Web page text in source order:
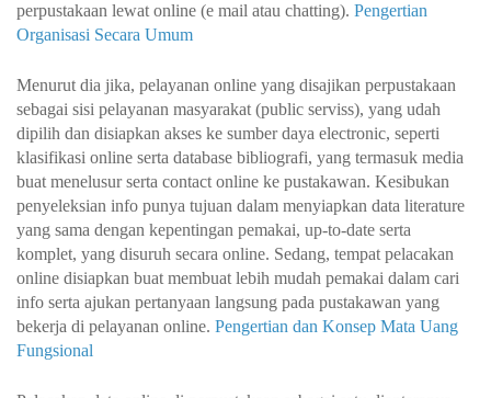
perpustakaan lewat online (e mail atau chatting). Pengertian
Organisasi Secara Umum
Menurut dia jika, pelayanan online yang disajikan perpustakaan
sebagai sisi pelayanan masyarakat (public serviss), yang udah
dipilih dan disiapkan akses ke sumber daya electronic, seperti
klasifikasi online serta database bibliografi, yang termasuk media
buat menelusur serta contact online ke pustakawan. Kesibukan
penyeleksian info punya tujuan dalam menyiapkan data literature
yang sama dengan kepentingan pemakai, up-to-date serta
komplet, yang disuruh secara online. Sedang, tempat pelacakan
online disiapkan buat membuat lebih mudah pemakai dalam cari
info serta ajukan pertanyaan langsung pada pustakawan yang
bekerja di pelayanan online. Pengertian dan Konsep Mata Uang
Fungsional